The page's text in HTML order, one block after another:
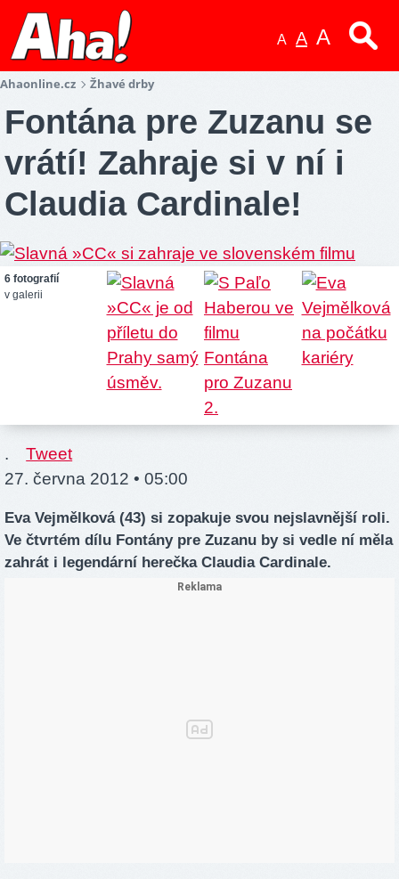
A A A
Ahaonline.cz Žhavé drby
Fontána pre Zuzanu se
vrátí! Zahraje si v ní i
Claudia Cardinale!
6 fotografií
v galerii
.
Tweet
27. června 2012 • 05:00
Eva Vejmělková (43) si zopakuje svou nejslavnější roli.
Ve čtvrtém dílu Fontány pre Zuzanu by si vedle ní měla
zahrát i legendární herečka Claudia Cardinale.